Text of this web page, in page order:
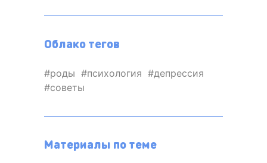
Облако тегов
роды психология
депрессия
советы
Материалы по теме